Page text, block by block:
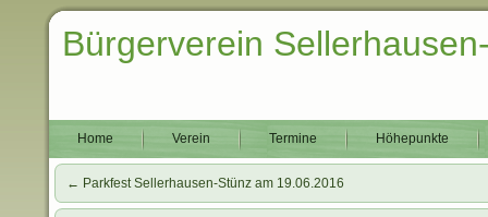
Bürgerverein
Home Verein Termine Höhepunkte
← Parkfest Sellerhausen-Stünz am 19.06.2016